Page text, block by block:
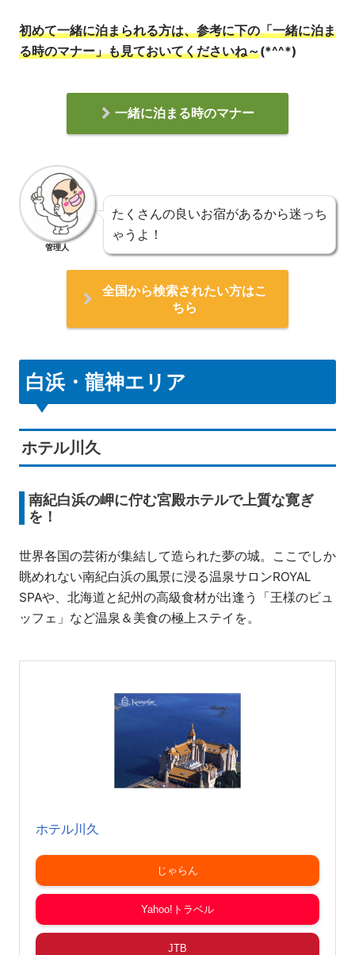
初めて一緒に泊まられる方は、参考に下の「一緒に泊ま
る時のマナー」も見ておいてくださいね～(*^^*)
一緒に泊まる時のマナー
管理人
たくさんの良いお宿があるから迷っち
ゃうよ！
全国から検索されたい方はこ
ちら
白浜・龍神エリア
ホテル川久
南紀白浜の岬に佇む宮殿ホテルで上質な寛ぎ
を！
世界各国の芸術が集結して造られた夢の城。ここでしか
眺めれない南紀白浜の風景に浸る温泉サロンROYAL
SPAや、北海道と紀州の高級食材が出逢う「王様のビュ
ッフェ」など温泉＆美食の極上ステイを。
ホテル川久
じゃらん
Yahoo!トラベル
JTB